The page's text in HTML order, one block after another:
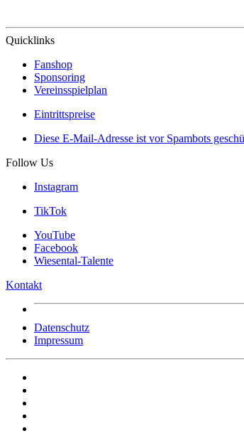
Quicklinks
Fanshop
Sponsoring
Vereinsspielplan
Eintrittspreise
Diese E-Mail-Adresse ist vor Spambots
Follow Us
Instagram
TikTok
YouTube
Facebook
Wiesental-Talente
Kontakt
Datenschutz
Impressum